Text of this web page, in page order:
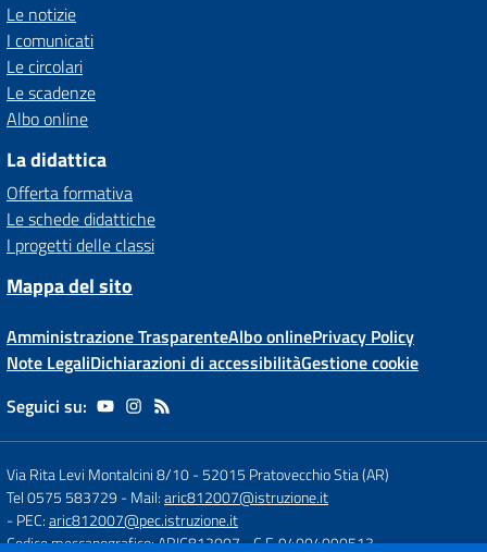
Le notizie
I comunicati
Le circolari
Le scadenze
Albo online
La didattica
Offerta formativa
Le schede didattiche
I progetti delle classi
Mappa del sito
Amministrazione TrasparenteAlbo onlinePrivacy Policy
Note LegaliDichiarazioni di accessibilitàGestione cookie
Seguici su:
Via Rita Levi Montalcini 8/10-52015 Pratovecchio Stia (AR)
Tel 0575 583729 - Mail:aric812007@istruzione.it
- PEC:aric812007@pec.istruzione.it
Codice meccanografico: ARIC812007- C.F. 94004090513